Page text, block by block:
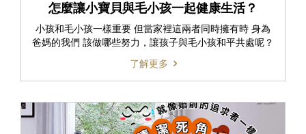
怎麼讓小寶貝與毛小孩一起健康生活？
小孩和毛小孩一樣重要 但當家裡這兩者同時擁有時 身為
爸媽的我們 該做哪些努力，讓孩子與毛小孩和平共處呢？
了解更多